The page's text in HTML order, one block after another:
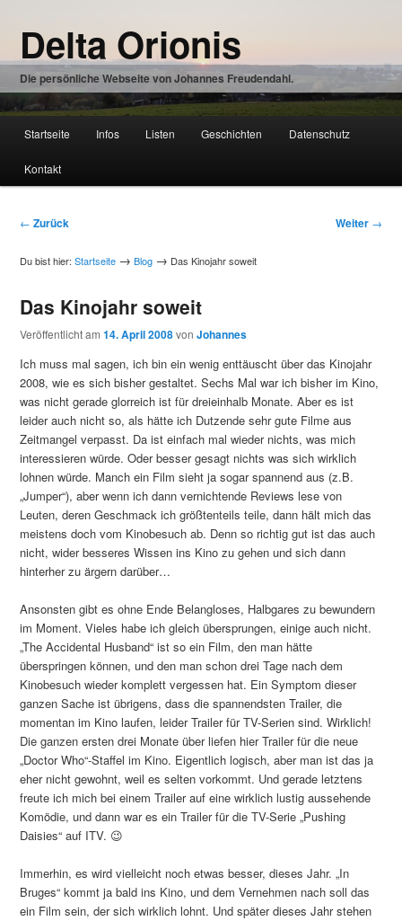
Inhalt
wechseln
Delta Orionis
Die persönliche Webseite von Johannes Freudendahl.
Zum
Inhalt
Startseite Infos Listen Geschichten Datenschutz
Kontakt
Beitragsnavigation
← Zurück Weiter →
Du bist hier:Startseite → Blog → Das Kinojahr soweit
Das Kinojahr soweit
Veröffentlicht am14. April 2008vonJohannes
Ich muss mal sagen, ich bin ein wenig enttäuscht über das Kinojahr
2008, wie es sich bisher gestaltet. Sechs Mal war ich bisher im Kino,
was nicht gerade glorreich ist für dreieinhalb Monate. Aber es ist
leider auch nicht so, als hätte ich Dutzende sehr gute Filme aus
Zeitmangel verpasst. Da ist einfach mal wieder nichts, was mich
interessieren würde. Oder besser gesagt nichts was sich wirklich
lohnen würde. Manch ein Film sieht ja sogar spannend aus (z.B.
„Jumper“), aber wenn ich dann vernichtende Reviews lese von
Leuten, deren Geschmack ich größtenteils teile, dann hält mich das
meistens doch vom Kinobesuch ab. Denn so richtig gut ist das auch
nicht, wider besseres Wissen ins Kino zu gehen und sich dann
hinterher zu ärgern darüber…
Ansonsten gibt es ohne Ende Belangloses, Halbgares zu bewundern
im Moment. Vieles habe ich gleich übersprungen, einige auch nicht.
„The Accidental Husband“ ist so ein Film, den man hätte
überspringen können, und den man schon drei Tage nach dem
Kinobesuch wieder komplett vergessen hat. Ein Symptom dieser
ganzen Sache ist übrigens, dass die spannendsten Trailer, die
momentan im Kino laufen, leider Trailer für TV-Serien sind. Wirklich!
Die ganzen ersten drei Monate über liefen hier Trailer für die neue
„Doctor Who“-Staffel im Kino. Eigentlich logisch, aber man ist das ja
eher nicht gewohnt, weil es selten vorkommt. Und gerade letztens
freute ich mich bei einem Trailer auf eine wirklich lustig aussehende
Komödie, und dann war es ein Trailer für die TV-Serie „Pushing
Daisies“ auf ITV. 😉
Immerhin, es wird vielleicht noch etwas besser, dieses Jahr. „In
Bruges“ kommt ja bald ins Kino, und dem Vernehmen nach soll das
ein Film sein, der sich wirklich lohnt. Und später dieses Jahr stehen